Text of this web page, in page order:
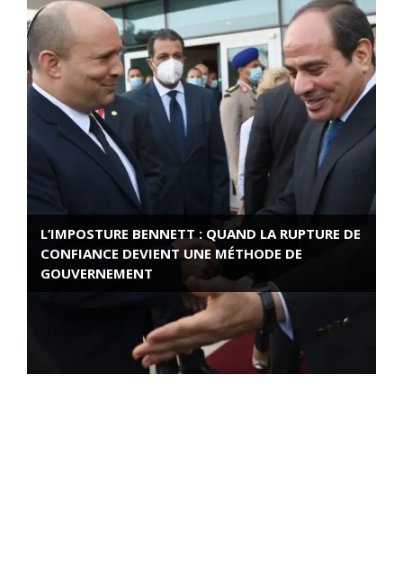
L’IMPOSTURE BENNETT : QUAND LA RUPTURE DE
CONFIANCE DEVIENT UNE MÉTHODE DE
GOUVERNEMENT
ROSE VALLAND, HEROÏNE DE LA RESISTANCE